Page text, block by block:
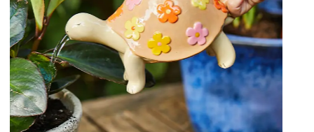
Original Gießkanne in Form
einer Schildkröte
4über 5 (2 Meinungen
Diese originelle Gießkanne in Form einer Schildkröte
ist so niedlich, dass Sie nicht vergessen werden, Ihre